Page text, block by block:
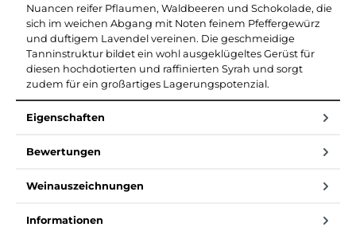
Nuancen reifer Pflaumen, Waldbeeren und Schokolade, die
sich im weichen Abgang mit Noten feinem Pfeffergewürz
und duftigem Lavendel vereinen. Die geschmeidige
Tanninstruktur bildet ein wohl ausgeklügeltes Gerüst für
diesen hochdotierten und raffinierten Syrah und sorgt
zudem für ein großartiges Lagerungspotenzial.
Eigenschaften
Bewertungen
Weinauszeichnungen
Informationen